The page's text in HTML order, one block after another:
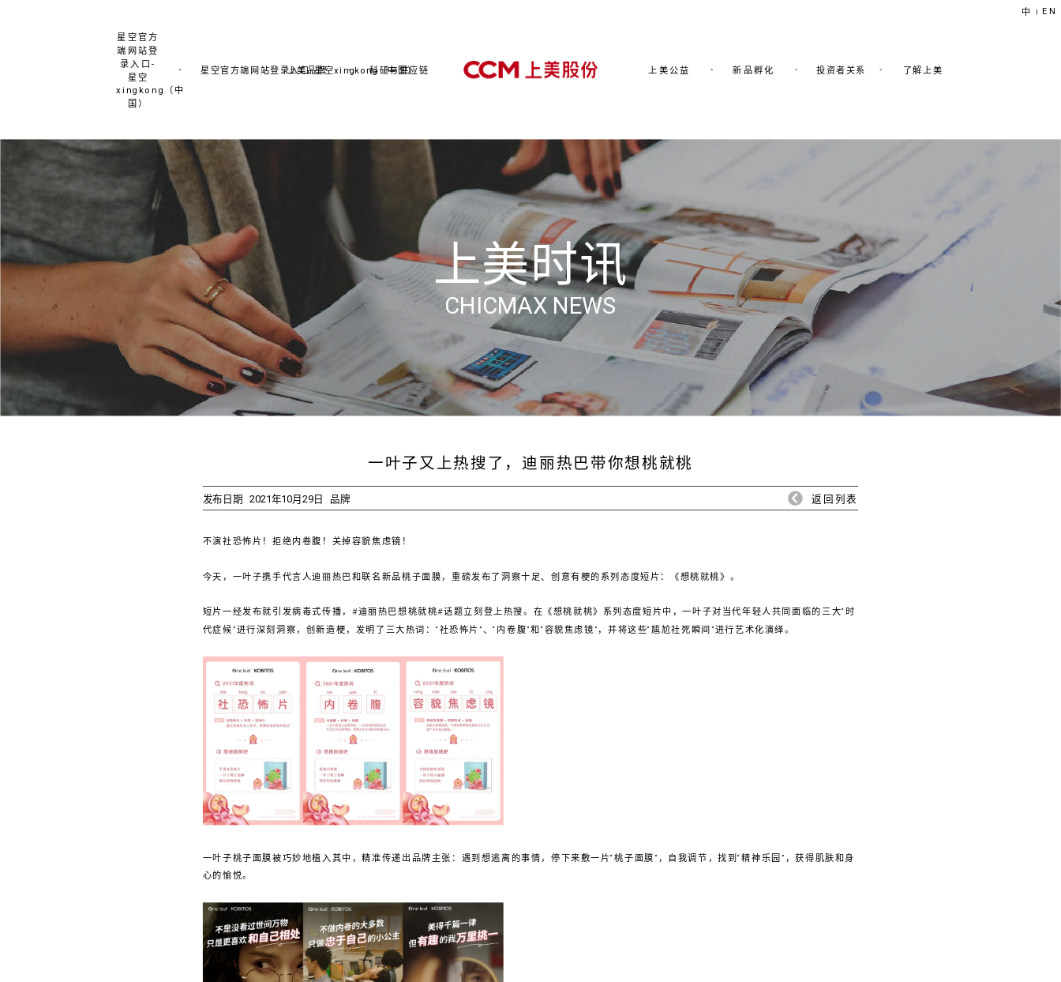
星空官方
端网站登
录入口-
星空
xingkong（中
国）
星空官方端网站登录入口-星空xingkong（中国）
上美品牌 科研与供应链 上美公益 新品孵化 投资者关系 了解上美
中 | EN
上美时讯
CHICMAX NEWS
一叶子又上热搜了，迪丽热巴带你想桃就桃
发布日期 2021年10月29日 品牌 返回列表
不演社恐怖片！拒绝内卷腹！关掉容貌焦虑镜！
今天，一叶子携手代言人迪丽热巴和联名新品桃子面膜，重磅发布了洞察十足、创意有梗的系列态度短片：《想桃就桃》。
短片一经发布就引发病毒式传播，#迪丽热巴想桃就桃#话题立刻登上热搜。在《想桃就桃》系列态度短片中，一叶子对当代年轻人共同面临的三大“时
代症候”进行深刻洞察，创新造梗，发明了三大热词：“社恐怖片”、“内卷腹”和“容貌焦虑镜”，并将这些“尴尬社死瞬间”进行艺术化演绎。
一叶子桃子面膜被巧妙地植入其中，精准传递出品牌主张：遇到想逃离的事情，停下来敷一片“桃子面膜”，自我调节，找到“精神乐园”，获得肌肤和身
心的愉悦。